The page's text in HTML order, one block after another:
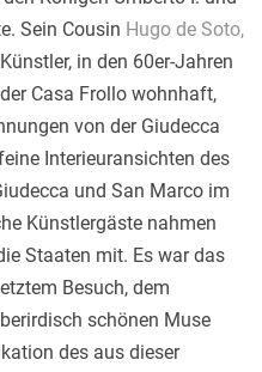
Sein Cousin Hugo de Soto,
in den 60er-Jahren
Casa Frollo wohnhaft,
von der Giudecca
Interieuransichten des
und San Marco im
Künstlergäste nahmen
Staaten mit. Es war das
Besuch, dem
schönen Muse
des aus dieser